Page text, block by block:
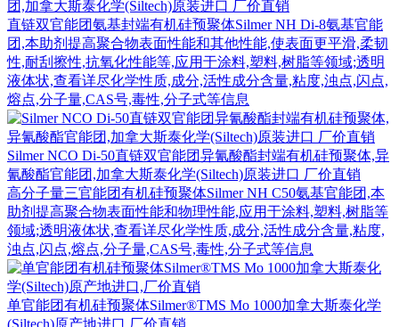
团,加拿大斯泰化学(Siltech)原装进口 厂价直销
直链双官能团氨基封端有机硅预聚体Silmer NH Di-8氨基官能
团,本助剂提高聚合物表面性能和其他性能,使表面更平滑,柔韧
性,耐刮擦性,抗氧化性能等,应用于涂料,塑料,树脂等领域;透明
液体状,查看详尽化学性质,成分,活性成分含量,粘度,浊点,闪点,
熔点,分子量,CAS号,毒性,分子式等信息
Silmer NCO Di-50直链双官能团异氰酸酯封端有机硅预聚体,异
氰酸酯官能团,加拿大斯泰化学(Siltech)原装进口 厂价直销
高分子量三官能团有机硅预聚体Silmer NH C50氨基官能团,本
助剂提高聚合物表面性能和物理性能,应用于涂料,塑料,树脂等
领域;透明液体状,查看详尽化学性质,成分,活性成分含量,粘度,
浊点,闪点,熔点,分子量,CAS号,毒性,分子式等信息
单官能团有机硅预聚体Silmer®TMS Mo 1000加拿大斯泰化学
(Siltech)原产地进口,厂价直销